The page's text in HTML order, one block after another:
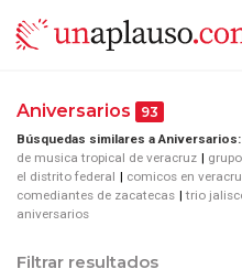
Aniversarios 93
Búsquedas similares a Aniversarios:
de musica tropical de veracruz
el distrito federal
comicos en
comediantes de zacatecas
trio
aniversarios
Filtrar resultados